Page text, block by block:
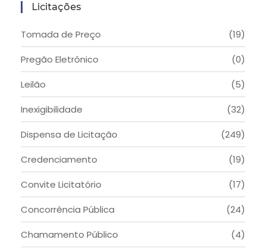
Licitações
Tomada de Preço
(19)
Pregão Eletrônico
(0)
Leilão
(5)
Inexigibilidade
(32)
Dispensa de Licitação
(249)
Credenciamento
(19)
Convite Licitatório
(17)
Concorrência Pública
(24)
Chamamento Público
(4)